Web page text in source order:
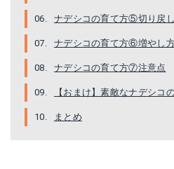
ナデシコの育て方⑤切り戻し
ナデシコの育て方⑥増やし
ナデシコの育て方⑦注意点
【おまけ】素敵なナデシコ
まとめ